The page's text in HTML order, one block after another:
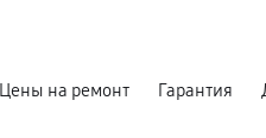
Цены на ремонт Гарантия